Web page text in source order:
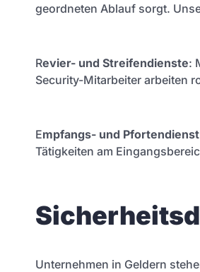
geordneten Ablauf sorgt.
Revier- und Streifendienste:
Security-Mitarbeiter arbeiten
Empfangs- und Pfortendienst
Tätigkeiten am
Unternehmen in Geldern